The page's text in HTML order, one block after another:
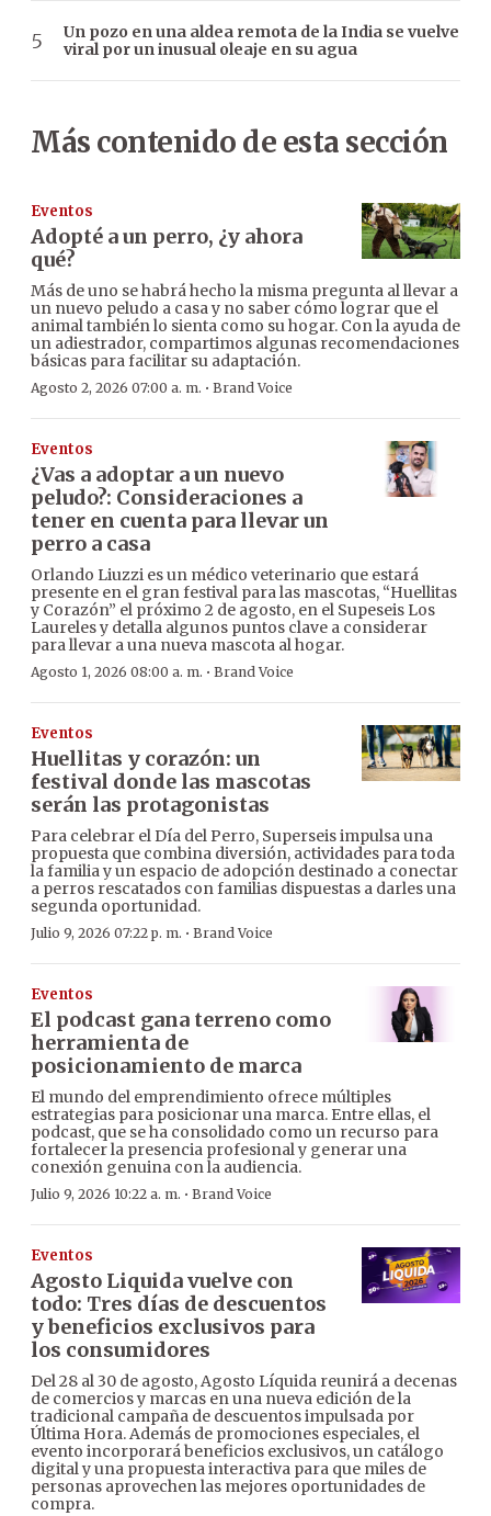
Un pozo en una aldea remota de la India se vuelve
viral por un inusual oleaje en su agua
Más contenido de esta sección
Eventos
Adopté a un perro, ¿y ahora
qué?
Más de uno se habrá hecho la misma pregunta al llevar a
un nuevo peludo a casa y no saber cómo lograr que el
animal también lo sienta como su hogar. Con la ayuda de
un adiestrador, compartimos algunas recomendaciones
básicas para facilitar su adaptación.
Agosto 2, 2026 07:00 a. m. · Brand Voice
Eventos
¿Vas a adoptar a un nuevo
peludo?: Consideraciones a
tener en cuenta para llevar un
perro a casa
Orlando Liuzzi es un médico veterinario que estará
presente en el gran festival para las mascotas, “Huellitas
y Corazón” el próximo 2 de agosto, en el Supeseis Los
Laureles y detalla algunos puntos clave a considerar
para llevar a una nueva mascota al hogar.
Agosto 1, 2026 08:00 a. m. · Brand Voice
Eventos
Huellitas y corazón: un
festival donde las mascotas
serán las protagonistas
Para celebrar el Día del Perro, Superseis impulsa una
propuesta que combina diversión, actividades para toda
la familia y un espacio de adopción destinado a conectar
a perros rescatados con familias dispuestas a darles una
segunda oportunidad.
Julio 9, 2026 07:22 p. m. · Brand Voice
Eventos
El podcast gana terreno como
herramienta de
posicionamiento de marca
El mundo del emprendimiento ofrece múltiples
estrategias para posicionar una marca. Entre ellas, el
podcast, que se ha consolidado como un recurso para
fortalecer la presencia profesional y generar una
conexión genuina con la audiencia.
Julio 9, 2026 10:22 a. m. · Brand Voice
Eventos
Agosto Liquida vuelve con
todo: Tres días de descuentos
y beneficios exclusivos para
los consumidores
Del 28 al 30 de agosto, Agosto Líquida reunirá a decenas
de comercios y marcas en una nueva edición de la
tradicional campaña de descuentos impulsada por
Última Hora. Además de promociones especiales, el
evento incorporará beneficios exclusivos, un catálogo
digital y una propuesta interactiva para que miles de
personas aprovechen las mejores oportunidades de
compra.